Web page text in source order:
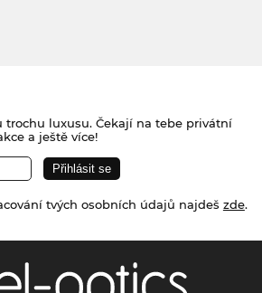
trochu luxusu. Čekají na tebe privátní
a ještě více!
tvých osobních údajů najdeš zde.